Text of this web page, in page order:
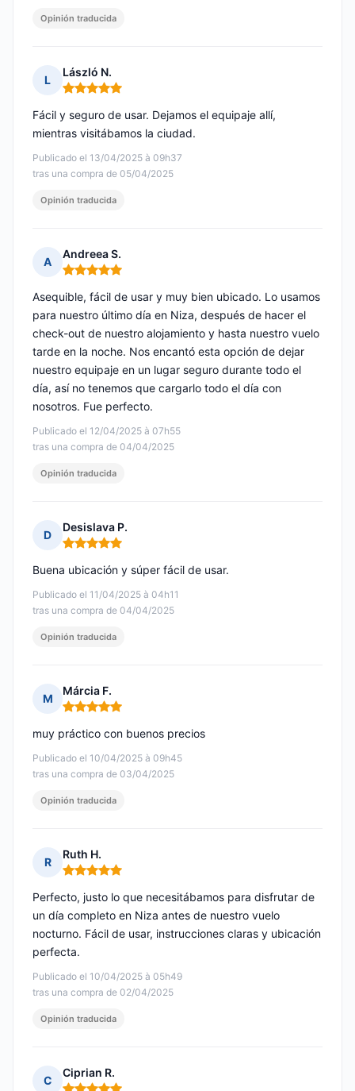
Opinión traducida
L
László N.
Nota: 5 de 5
Publicado el 13/04/2025 à 09h37
tras una compra de 05/04/2025
Fácil y seguro de usar. Dejamos el equipaje allí,
mientras visitábamos la ciudad.
Opinión traducida
A
Andreea S.
Nota: 5 de 5
Publicado el 12/04/2025 à 07h55
tras una compra de 04/04/2025
Asequible, fácil de usar y muy bien ubicado. Lo usamos
para nuestro último día en Niza, después de hacer el
check-out de nuestro alojamiento y hasta nuestro vuelo
tarde en la noche. Nos encantó esta opción de dejar
nuestro equipaje en un lugar seguro durante todo el
día, así no tenemos que cargarlo todo el día con
nosotros. Fue perfecto.
Opinión traducida
D
Desislava P.
Nota: 5 de 5
Publicado el 11/04/2025 à 04h11
tras una compra de 04/04/2025
Buena ubicación y súper fácil de usar.
Opinión traducida
M
Márcia F.
Nota: 5 de 5
Publicado el 10/04/2025 à 09h45
tras una compra de 03/04/2025
muy práctico con buenos precios
Opinión traducida
R
Ruth H.
Nota: 5 de 5
Publicado el 10/04/2025 à 05h49
tras una compra de 02/04/2025
Perfecto, justo lo que necesitábamos para disfrutar de
un día completo en Niza antes de nuestro vuelo
nocturno. Fácil de usar, instrucciones claras y ubicación
perfecta.
Opinión traducida
C
Ciprian R.